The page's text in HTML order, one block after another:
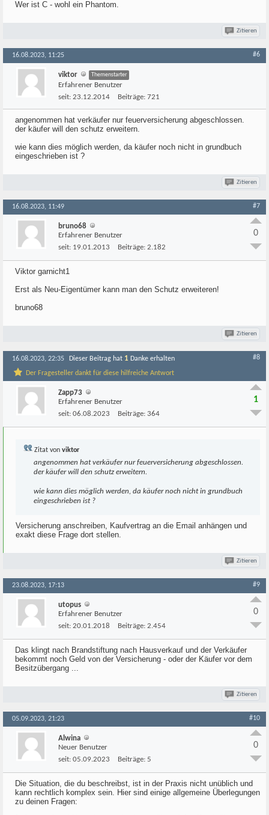
Wer ist C - wohl ein Phantom.
Zitieren
16.08.2023, 11:25 #6
viktor Themenstarter
Erfahrener Benutzer
seit: 23.12.2014 Beiträge: 721
angenommen hat verkäufer nur feuerversicherung abgeschlossen.
der käufer will den schutz erweitern.
wie kann dies möglich werden, da käufer noch nicht in grundbuch
eingeschrieben ist ?
Zitieren
16.08.2023, 11:49 #7
bruno68
Erfahrener Benutzer
seit: 19.01.2013 Beiträge: 2.182
0
Viktor garnicht1
Erst als Neu-Eigentümer kann man den Schutz erweiteren!
bruno68
Zitieren
16.08.2023, 22:35 Dieser Beitrag hat 1 Danke erhalten
Der Fragesteller dankt für diese hilfreiche Antwort
#8
Zapp73
Erfahrener Benutzer
seit: 06.08.2023 Beiträge: 364
1
Zitat von viktor
angenommen hat verkäufer nur feuerversicherung abgeschlossen.
der käufer will den schutz erweitern.
wie kann dies möglich werden, da käufer noch nicht in grundbuch
eingeschrieben ist ?
Versicherung anschreiben, Kaufvertrag an die Email anhängen und
exakt diese Frage dort stellen.
Zitieren
23.08.2023, 17:13 #9
utopus
Erfahrener Benutzer
seit: 20.01.2018 Beiträge: 2.454
0
Das klingt nach Brandstiftung nach Hausverkauf und der Verkäufer
bekommt noch Geld von der Versicherung - oder der Käufer vor dem
Besitzübergang ...
Zitieren
05.09.2023, 21:23 #10
Alwina
Neuer Benutzer
seit: 05.09.2023 Beiträge: 5
0
Die Situation, die du beschreibst, ist in der Praxis nicht unüblich und
kann rechtlich komplex sein. Hier sind einige allgemeine Überlegungen
zu deinen Fragen: